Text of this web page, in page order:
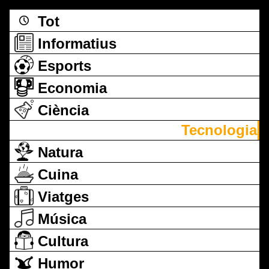
Tot
Informatius
Esports
Economia
Ciència
Tecnologia
Natura
Cuina
Viatges
Música
Cultura
Humor